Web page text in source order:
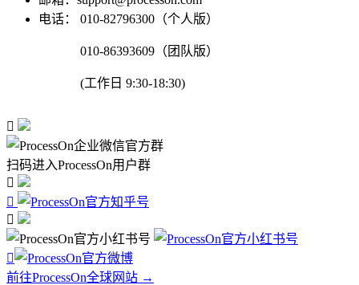
电话：
010-82796300（个人版）
010-86393609（团队版）
(工作日 9:30-18:30)

扫码进入ProcessOn用户群




前往ProcessOn全球网站 →